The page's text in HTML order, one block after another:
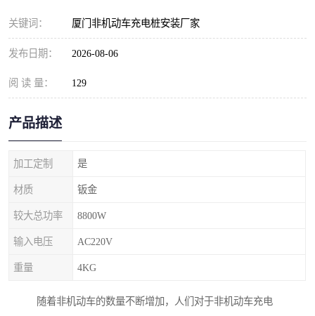
关键词： 厦门非机动车充电桩安装厂家
发布日期： 2026-08-06
阅 读 量： 129
产品描述
加工定制 是
材质 钣金
较大总功率 8800W
输入电压 AC220V
重量 4KG
随着非机动车的数量不断增加，人们对于非机动车充电